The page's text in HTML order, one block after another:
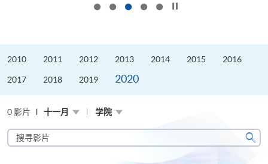
2010 2011 2012 2013 2014 2015 2016
2017 2018 2019 2020
0 影片 十一月 学院
搜
寻
搜